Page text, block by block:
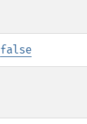
false